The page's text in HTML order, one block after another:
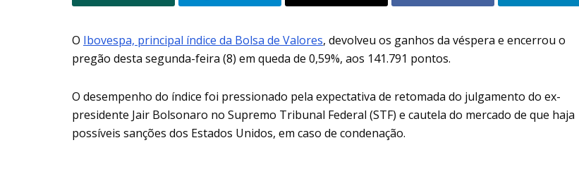
O Ibovespa, principal índice da Bolsa de Valores, devolveu os ganhos da véspera e encerrou o
pregão desta segunda-feira (8) em queda de 0,59%, aos 141.791 pontos.
O desempenho do índice foi pressionado pela expectativa de retomada do julgamento do ex-
presidente Jair Bolsonaro no Supremo Tribunal Federal (STF) e cautela do mercado de que haja
possíveis sanções dos Estados Unidos, em caso de condenação.